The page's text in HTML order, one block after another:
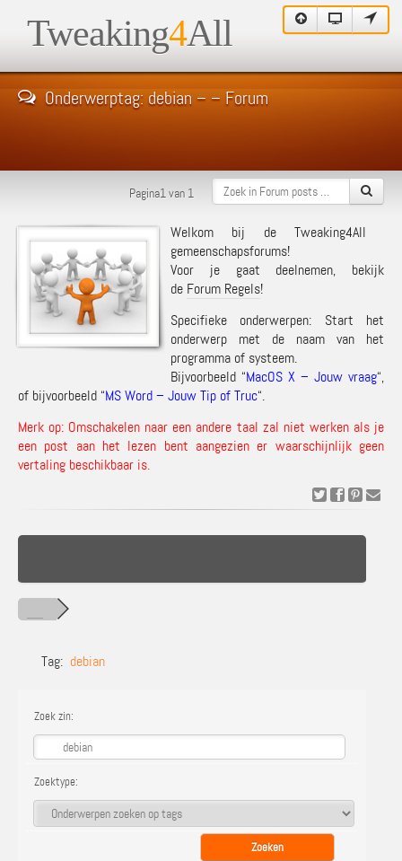
Tweaking4All
Onderwerptag: debian – – Forum
Pagina1 van 1
Welkom bij de Tweaking4All
gemeenschapsforums!
Voor je gaat deelnemen, bekijk
de Forum Regels!
Specifieke onderwerpen: Start het
onderwerp met de naam van het
programma of systeem.
Bijvoorbeeld “MacOS X – Jouw vraag“,
of bijvoorbeeld “MS Word – Jouw Tip of Truc“.
Merk op: Omschakelen naar een andere taal zal niet werken als je
een post aan het lezen bent aangezien er waarschijnlijk geen
vertaling beschikbaar is.
Tag: debian
Zoek zin:
Zoektype: